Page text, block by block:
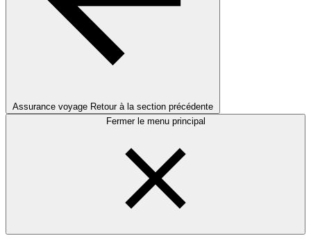
Assurance voyage Retour à la section précédente
Fermer le menu principal